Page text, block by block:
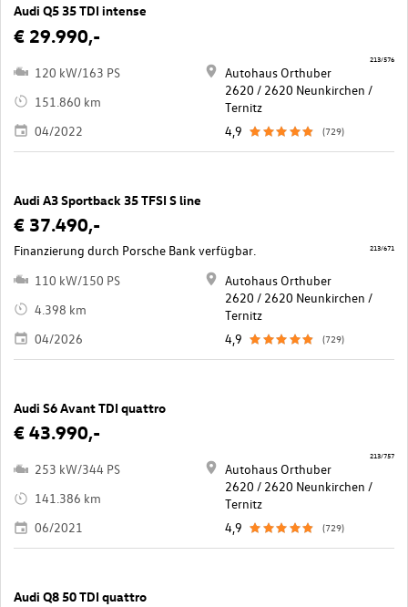
Audi Q5 35 TDI intense
€ 29.990,-
120 kW/163 PS
151.860 km
04/2022
Autohaus Orthuber
2620 / 2620 Neunkirchen /
Ternitz
4,9
(729)
213/576
Audi A3 Sportback 35 TFSI S line
€ 37.490,-
Finanzierung durch Porsche Bank verfügbar.
110 kW/150 PS
4.398 km
04/2026
Autohaus Orthuber
2620 / 2620 Neunkirchen /
Ternitz
4,9
(729)
213/671
Audi S6 Avant TDI quattro
€ 43.990,-
253 kW/344 PS
141.386 km
06/2021
Autohaus Orthuber
2620 / 2620 Neunkirchen /
Ternitz
4,9
(729)
213/757
Audi Q8 50 TDI quattro